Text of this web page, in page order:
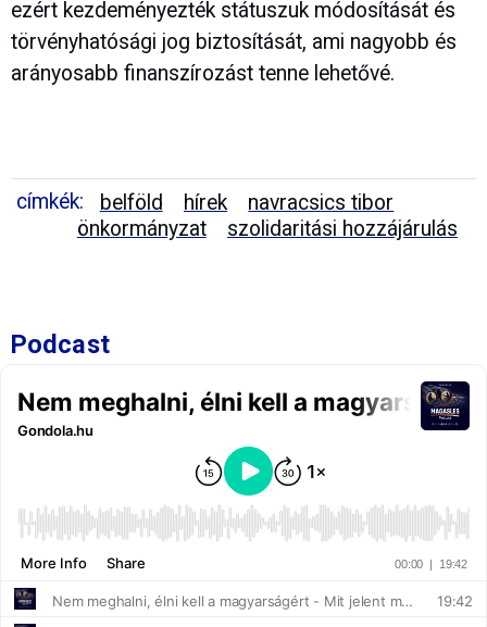
ezért kezdeményezték státuszuk módosítását és
törvényhatósági jog biztosítását, ami nagyobb és
arányosabb finanszírozást tenne lehetővé.
címkék: belföld hírek
navracsics tibor
önkormányzat
szolidaritási hozzájárulás
Podcast